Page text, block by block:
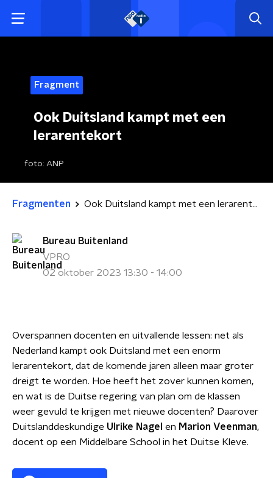
Fragment
Ook Duitsland kampt met een
lerarentekort
foto: ANP
Fragmenten Ook Duitsland kampt met een lerarentekort
Bureau Buitenland
VPRO
02 oktober 2023 13:30 - 14:00
Overspannen docenten en uitvallende lessen: net als
Nederland kampt ook Duitsland met een enorm
lerarentekort, dat de komende jaren alleen maar groter
dreigt te worden. Hoe heeft het zover kunnen komen,
en wat is de Duitse regering van plan om de klassen
weer gevuld te krijgen met nieuwe docenten? Daarover
Duitslanddeskundige Ulrike Nagel en Marion Veenman,
docent op een Middelbare School in het Duitse Kleve.